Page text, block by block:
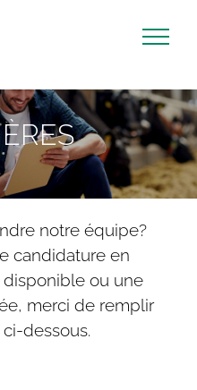
notre équipe?
candidature en
ou une
merci de remplir
dessous.